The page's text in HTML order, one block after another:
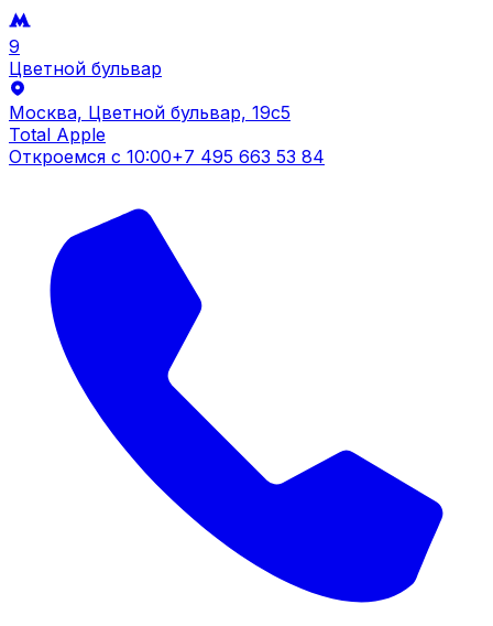
9
Цветной бульвар
Москва, Цветной бульвар, 19c5
Total Apple
Откроемся с 10:00+7 495 663 53 84